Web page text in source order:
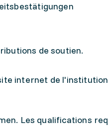
de soutien.
internet de
Les qualifications